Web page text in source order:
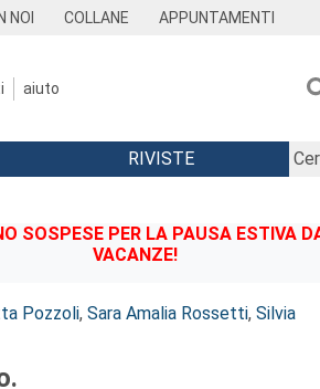
NOI COLLANE APPUNTAMENTI
aiuto
RIVISTE
SOSPESE PER LA PAUSA ESTIVA
VACANZE!
Pozzoli, Sara Amalia Rossetti, Silvia